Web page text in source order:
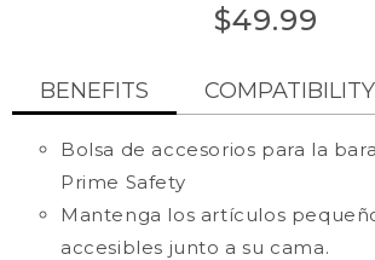
rating
value.
7
Reviews.
Same
page
link.
$49.99
BENEFITS COMPATIBILITY
Bolsa de accesorios para la
Prime Safety
Mantenga los artículos
accesibles junto a su cama.